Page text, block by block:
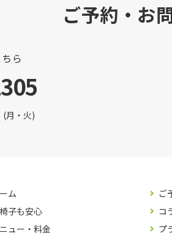
ご予約・お
ら
月・火)
ム
子も安心
ュー・料金
ご
コ
プ